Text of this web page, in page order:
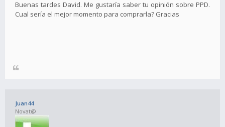
Buenas tardes David. Me gustaría saber tu opinión sobre PPD.
Cual sería el mejor momento para comprarla? Gracias
Juan44
Novat@